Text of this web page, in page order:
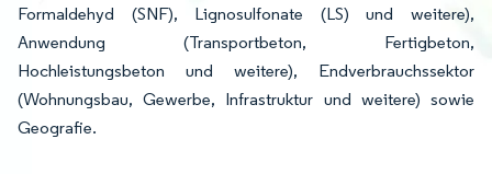
Formaldehyd (SNF), Lignosulfonate (LS) und weitere),
Anwendung (Transportbeton, Fertigbeton,
Hochleistungsbeton und weitere), Endverbrauchssektor
(Wohnungsbau, Gewerbe, Infrastruktur und weitere) sowie
Geografie.